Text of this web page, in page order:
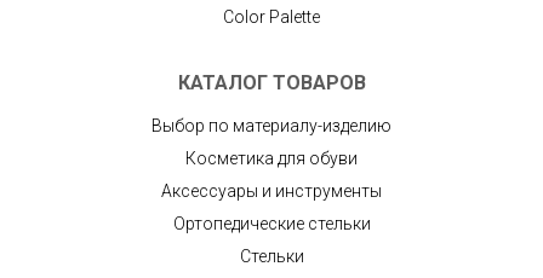
Color Palette
КАТАЛОГ ТОВАРОВ
Выбор по материалу-изделию
Косметика для обуви
Аксессуары и инструменты
Ортопедические стельки
Стельки